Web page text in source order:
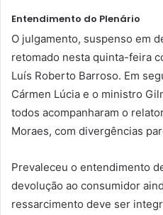
Entendimento do Plenário
O julgamento, suspenso em
retomado nesta quinta-feira
Luís Roberto Barroso. Em
Cármen Lúcia e o ministro
todos acompanharam o
Moraes, com divergências
Prevaleceu o entendimento
devolução ao consumidor
ressarcimento deve ser